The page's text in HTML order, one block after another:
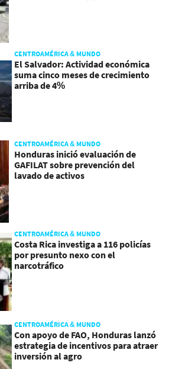
CENTROAMÉRICA & MUNDO
El Salvador: Actividad económica
suma cinco meses de crecimiento
arriba de 4%
CENTROAMÉRICA & MUNDO
Honduras inició evaluación de
GAFILAT sobre prevención del
lavado de activos
CENTROAMÉRICA & MUNDO
Costa Rica investiga a 116 policías
por presunto nexo con el
narcotráfico
CENTROAMÉRICA & MUNDO
Con apoyo de FAO, Honduras lanzó
estrategia de incentivos para atraer
inversión al agro